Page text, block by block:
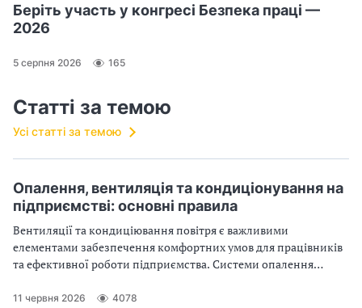
Беріть участь у конгресі Безпека праці —
2026
5 серпня 2026 165
Статті за темою
Усі статті за темою
Опалення, вентиляція та кондиціонування на
підприємстві: основні правила
Вентиляції та кондиціювання повітря є важливими
елементами забезпечення комфортних умов для працівників
та ефективної роботи підприємства. Системи опалення
температуру та вологість, але й сприяють підтримці
11 червня 2026 4078